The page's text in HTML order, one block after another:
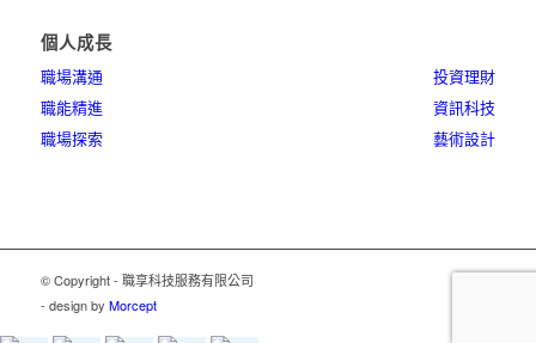
個人成長
職場溝通
職能精進
職場探索
投資理財
資訊科技
藝術設計
© Copyright - 職享科技服務有限公司
- design by Morcept